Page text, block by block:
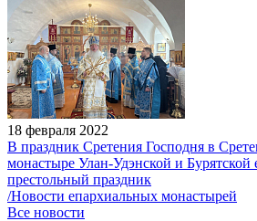
18 февраля 2022
В праздник Сретения Господня в
монастыре Улан-Удэнской и Бурятской
престольный праздник
/Новости епархиальных монастырей
Все новости